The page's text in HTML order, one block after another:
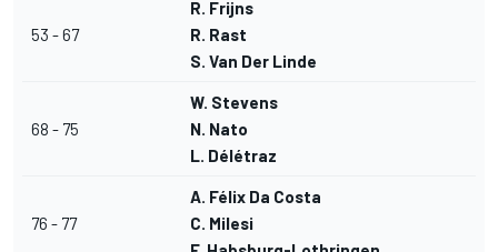
53 - 67
R. Frijns
R. Rast
S. Van Der Linde
68 - 75
W. Stevens
N. Nato
L. Délétraz
76 - 77
A. Félix Da Costa
C. Milesi